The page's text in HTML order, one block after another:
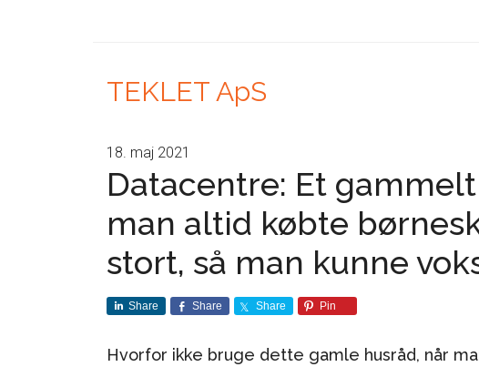
TEKLET ApS
18. maj 2021
Datacentre: Et
man altid købte
stort, så man kunne
Share Share Share Pin
Hvorfor ikke bruge dette gamle husråd, når